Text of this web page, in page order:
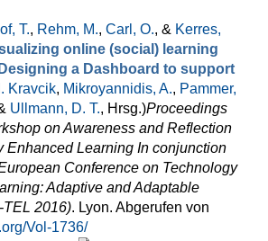
T., Rehm, M., Carl, O., & Kerres,
online (social) learning
a Dashboard to support
Kravcik, Mikroyannidis, A., Pammer,
Ullmann, D. T., Hrsg.)Proceedings
on Awareness and Reflection
Enhanced Learning In conjunction
Conference on Technology
Adaptive and Adaptable
2016). Lyon. Abgerufen von
Vol-1736/